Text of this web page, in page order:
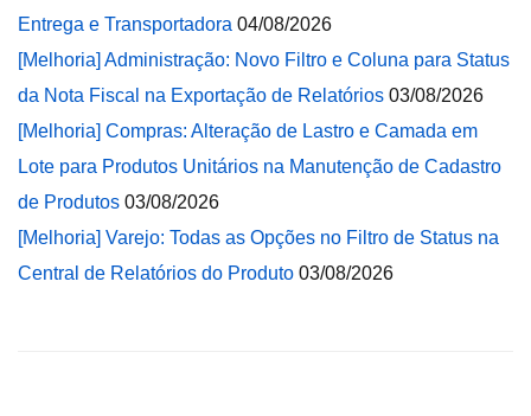
Entrega e Transportadora 04/08/2026
[Melhoria] Administração: Novo Filtro e Coluna para Status
da Nota Fiscal na Exportação de Relatórios 03/08/2026
[Melhoria] Compras: Alteração de Lastro e Camada em
Lote para Produtos Unitários na Manutenção de Cadastro
de Produtos 03/08/2026
[Melhoria] Varejo: Todas as Opções no Filtro de Status na
Central de Relatórios do Produto 03/08/2026